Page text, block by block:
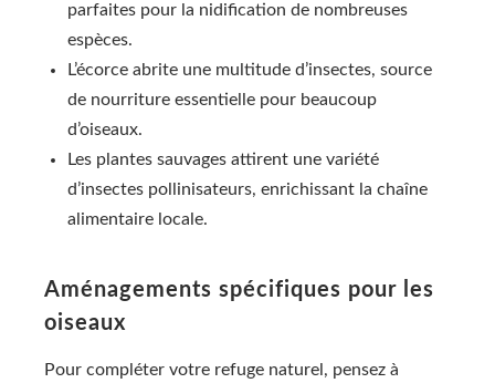
parfaites pour la nidification de nombreuses
espèces.
L’écorce abrite une multitude d’insectes, source
de nourriture essentielle pour beaucoup
d’oiseaux.
Les plantes sauvages attirent une variété
d’insectes pollinisateurs, enrichissant la chaîne
alimentaire locale.
Aménagements spécifiques pour les
oiseaux
Pour compléter votre refuge naturel, pensez à